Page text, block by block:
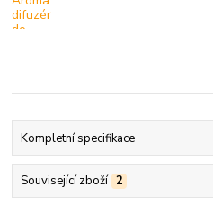
Kompletní specifikace
Související zboží 2